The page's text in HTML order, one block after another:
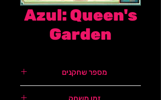
Azul: Queen's
Garden
מספר שחקנים